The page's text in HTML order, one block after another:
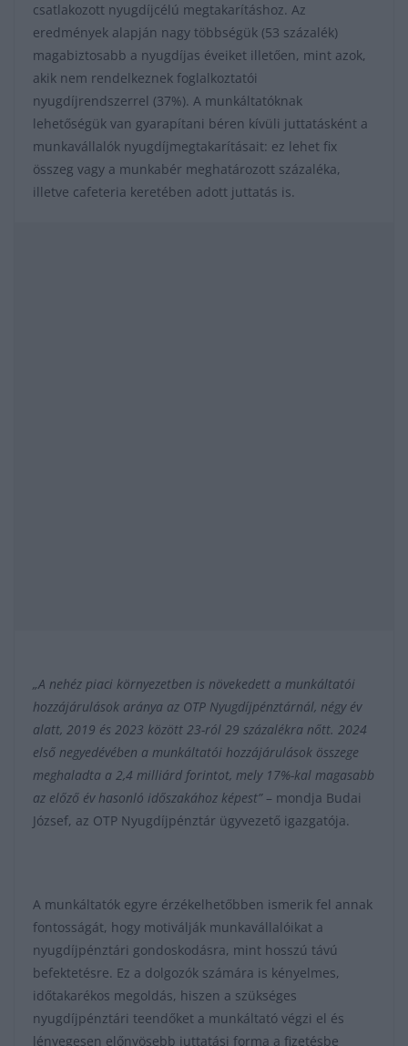
csatlakozott nyugdíjcélú megtakarításhoz. Az
eredmények alapján nagy többségük (53 százalék)
magabiztosabb a nyugdíjas éveiket illetően, mint azok,
akik nem rendelkeznek foglalkoztatói
nyugdíjrendszerrel (37%). A munkáltatóknak
lehetőségük van gyarapítani béren kívüli juttatásként a
munkavállalók nyugdíjmegtakarításait: ez lehet fix
összeg vagy a munkabér meghatározott százaléka,
illetve cafeteria keretében adott juttatás is.
„A nehéz piaci környezetben is növekedett a munkáltatói
hozzájárulások aránya az OTP Nyugdíjpénztárnál, négy év
alatt, 2019 és 2023 között 23-ról 29 százalékra nőtt. 2024
első negyedévében a munkáltatói hozzájárulások összege
meghaladta a 2,4 milliárd forintot, mely 17%-kal magasabb
az előző év hasonló időszakához képest” – mondja Budai
József, az OTP Nyugdíjpénztár ügyvezető igazgatója.
A munkáltatók egyre érzékelhetőbben ismerik fel annak
fontosságát, hogy motiválják munkavállalóikat a
nyugdíjpénztári gondoskodásra, mint hosszú távú
befektetésre. Ez a dolgozók számára is kényelmes,
időtakarékos megoldás, hiszen a szükséges
nyugdíjpénztári teendőket a munkáltató végzi el és
lényegesen előnyösebb juttatási forma a fizetésbe